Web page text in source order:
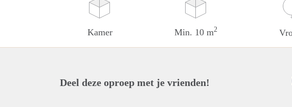
Kamer Min. 10 m2
Deel deze oproep met je vrienden!